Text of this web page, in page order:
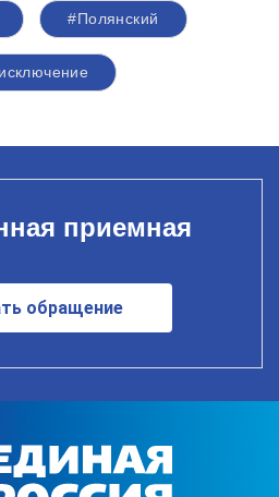
#Полянский
приемная
обращение